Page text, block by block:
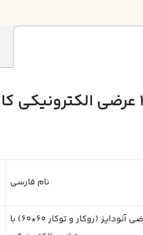
نام فارسی
چراغ روشنایی مدل تابش آلومینیومی 36*4 عرضی آنودایز (روکار و توکار 60*60) با